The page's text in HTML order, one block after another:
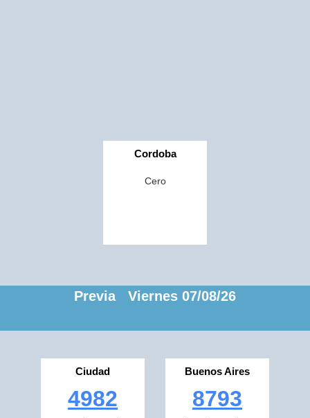
Cordoba
Cero
Previa Viernes 07/08/26
Ciudad
4982
Buenos Aires
8793